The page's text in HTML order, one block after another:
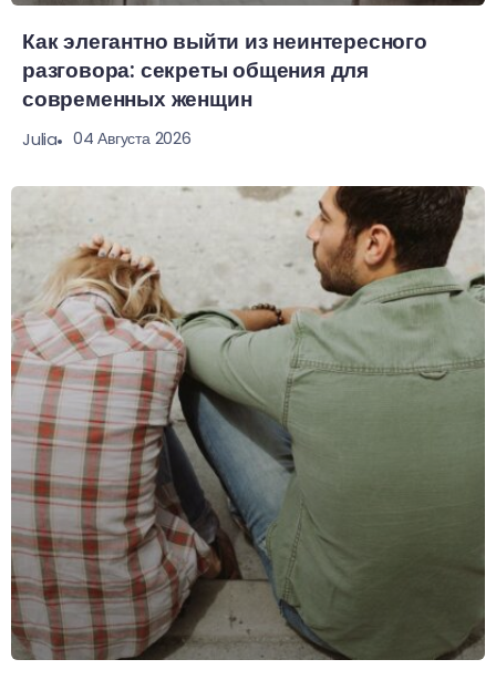
Как элегантно выйти из неинтересного
разговора: секреты общения для
современных женщин
Julia 04 Августа 2026